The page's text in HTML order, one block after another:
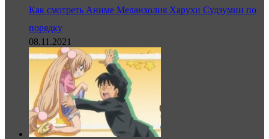
Как смотреть Аниме Меланхолия Харухи Судзумии по
порядку
08.11.2021